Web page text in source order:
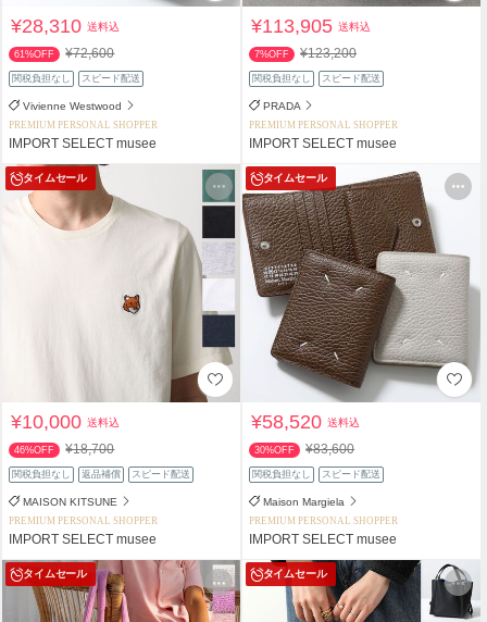
¥28,310送料込
61%OFF ¥72,600
関税負担なし スピード配送
Vivienne Westwood
PREMIUM PERSONAL SHOPPER
IMPORT SELECT musee
¥113,905送料込
7%OFF ¥123,200
関税負担なし スピード配送
PRADA
PREMIUM PERSONAL SHOPPER
IMPORT SELECT musee
タイムセール
¥10,000送料込
46%OFF ¥18,700
関税負担なし 返品補償 スピード配送
MAISON KITSUNE
PREMIUM PERSONAL SHOPPER
IMPORT SELECT musee
タイムセール
¥58,520送料込
30%OFF ¥83,600
関税負担なし スピード配送
Maison Margiela
PREMIUM PERSONAL SHOPPER
IMPORT SELECT musee
タイムセール タイムセール